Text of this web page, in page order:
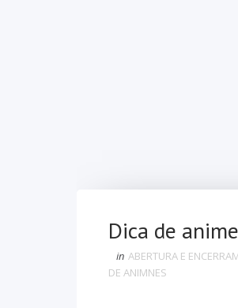
Dica de
in ABERTURA E
DE ANIMNES